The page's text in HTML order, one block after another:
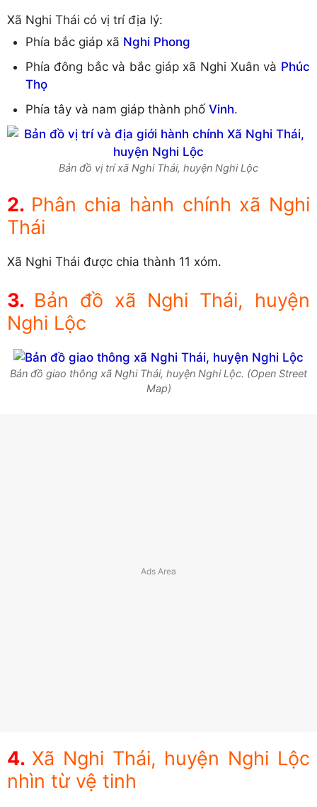
Xã Nghi Thái có vị trí địa lý:
Phía bắc giáp xã Nghi Phong
Phía đông bắc và bắc giáp xã Nghi Xuân và Phúc
Thọ
Phía tây và nam giáp thành phố Vinh.
Bản đồ vị trí xã Nghi Thái, huyện Nghi Lộc
Phân chia hành chính xã Nghi
Thái
Xã Nghi Thái được chia thành 11 xóm.
Bản đồ xã Nghi Thái, huyện
Nghi Lộc
Bản đồ giao thông xã Nghi Thái, huyện Nghi Lộc. (Open Street
Map)
Xã Nghi Thái, huyện Nghi Lộc
nhìn từ vệ tinh